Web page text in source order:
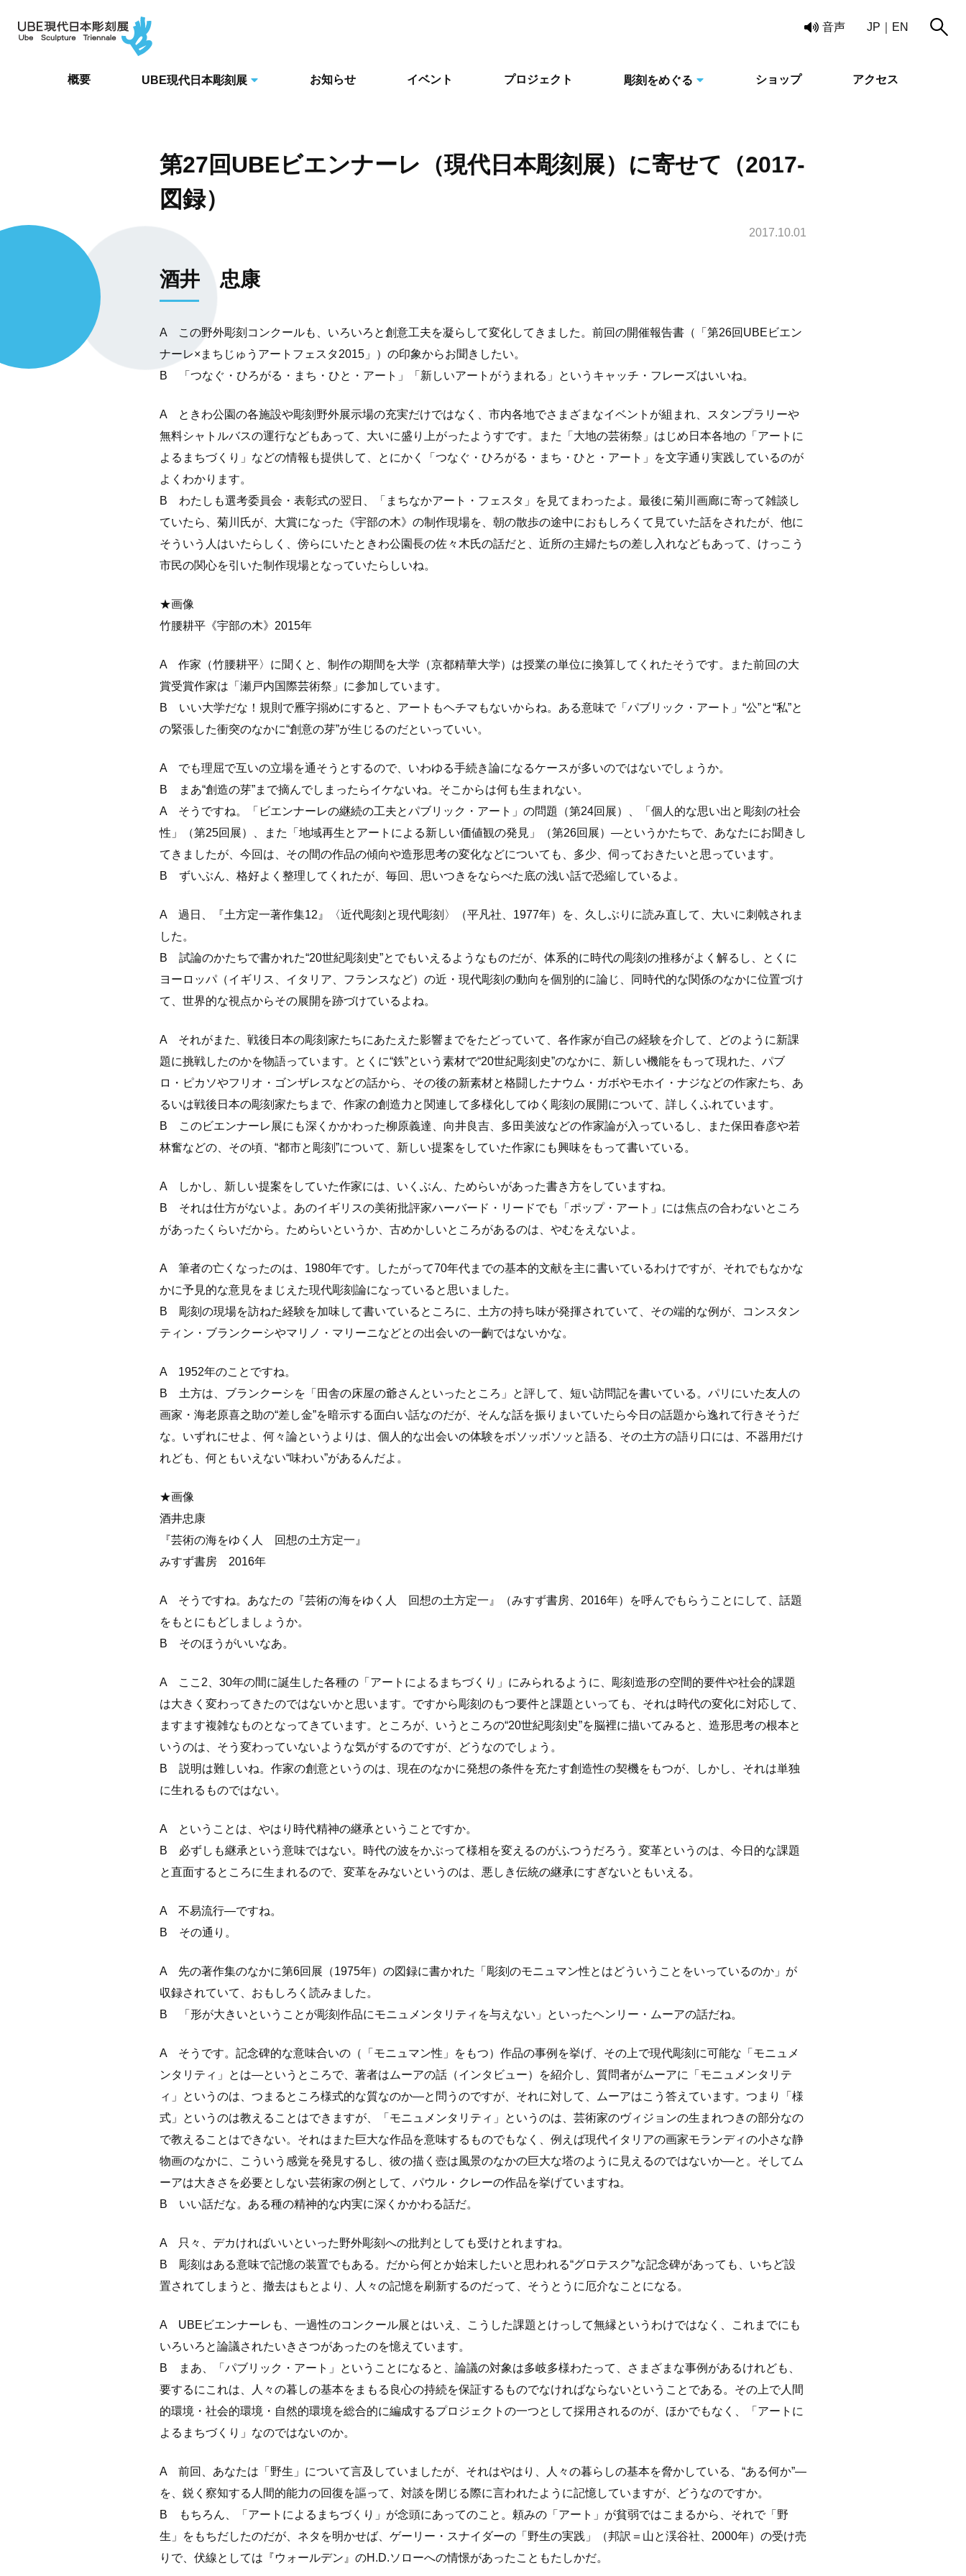
音声読み上げ
JP EN
概要 UBE現代日本彫刻展 お知らせ イベント プロジェクト 彫刻をめぐる ショップ アクセス
第27回UBEビエンナーレ（現代日本彫刻展）に寄せて（2017-
図録）
2017.10.01
酒井 忠康
A この野外彫刻コンクールも、いろいろと創意工夫を凝らして変化してきました。前回の開催報告書（「第26回UBEビエン
ナーレ×まちじゅうアートフェスタ2015」）の印象からお聞きしたい。
B 「つなぐ・ひろがる・まち・ひと・アート」「新しいアートがうまれる」というキャッチ・フレーズはいいね。
A ときわ公園の各施設や彫刻野外展示場の充実だけではなく、市内各地でさまざまなイベントが組まれ、スタンプラリーや
無料シャトルバスの運行などもあって、大いに盛り上がったようすです。また「大地の芸術祭」はじめ日本各地の「アートに
よるまちづくり」などの情報も提供して、とにかく「つなぐ・ひろがる・まち・ひと・アート」を文字通り実践しているのが
よくわかります。
B わたしも選考委員会・表彰式の翌日、「まちなかアート・フェスタ」を見てまわったよ。最後に菊川画廊に寄って雑談し
ていたら、菊川氏が、大賞になった《宇部の木》の制作現場を、朝の散歩の途中におもしろくて見ていた話をされたが、他に
そういう人はいたらしく、傍らにいたときわ公園長の佐々木氏の話だと、近所の主婦たちの差し入れなどもあって、けっこう
市民の関心を引いた制作現場となっていたらしいね。
★画像
竹腰耕平《宇部の木》2015年
A 作家（竹腰耕平〉に聞くと、制作の期間を大学（京都精華大学）は授業の単位に換算してくれたそうです。また前回の大
賞受賞作家は「瀬戸内国際芸術祭」に参加しています。
B いい大学だな！規則で雁字搦めにすると、アートもヘチマもないからね。ある意味で「パブリック・アート」“公”と“私”と
の緊張した衝突のなかに“創意の芽”が生じるのだといっていい。
A でも理屈で互いの立場を通そうとするので、いわゆる手続き論になるケースが多いのではないでしょうか。
B まあ“創造の芽”まで摘んでしまったらイケないね。そこからは何も生まれない。
A そうですね。「ビエンナーレの継続の工夫とパブリック・アート」の問題（第24回展）、「個人的な思い出と彫刻の社会
性」（第25回展）、また「地域再生とアートによる新しい価値観の発見」（第26回展）―というかたちで、あなたにお聞きし
てきましたが、今回は、その間の作品の傾向や造形思考の変化などについても、多少、伺っておきたいと思っています。
B ずいぶん、格好よく整理してくれたが、毎回、思いつきをならべた底の浅い話で恐縮しているよ。
A 過日、『土方定一著作集12』〈近代彫刻と現代彫刻〉（平凡社、1977年）を、久しぶりに読み直して、大いに刺戟されま
した。
B 試論のかたちで書かれた“20世紀彫刻史”とでもいえるようなものだが、体系的に時代の彫刻の推移がよく解るし、とくに
ヨーロッパ（イギリス、イタリア、フランスなど）の近・現代彫刻の動向を個別的に論じ、同時代的な関係のなかに位置づけ
て、世界的な視点からその展開を跡づけているよね。
A それがまた、戦後日本の彫刻家たちにあたえた影響までをたどっていて、各作家が自己の経験を介して、どのように新課
題に挑戦したのかを物語っています。とくに“鉄”という素材で“20世紀彫刻史”のなかに、新しい機能をもって現れた、パブ
ロ・ピカソやフリオ・ゴンザレスなどの話から、その後の新素材と格闘したナウム・ガボやモホイ・ナジなどの作家たち、あ
るいは戦後日本の彫刻家たちまで、作家の創造力と関連して多様化してゆく彫刻の展開について、詳しくふれています。
B このビエンナーレ展にも深くかかわった柳原義達、向井良吉、多田美波などの作家論が入っているし、また保田春彦や若
林奮などの、その頃、“都市と彫刻”について、新しい提案をしていた作家にも興味をもって書いている。
A しかし、新しい提案をしていた作家には、いくぶん、ためらいがあった書き方をしていますね。
B それは仕方がないよ。あのイギリスの美術批評家ハーバード・リードでも「ポップ・アート」には焦点の合わないところ
があったくらいだから。ためらいというか、古めかしいところがあるのは、やむをえないよ。
A 筆者の亡くなったのは、1980年です。したがって70年代までの基本的文献を主に書いているわけですが、それでもなかな
かに予見的な意見をまじえた現代彫刻論になっていると思いました。
B 彫刻の現場を訪ねた経験を加味して書いているところに、土方の持ち味が発揮されていて、その端的な例が、コンスタン
ティン・ブランクーシやマリノ・マリーニなどとの出会いの一齣ではないかな。
A 1952年のことですね。
B 土方は、ブランクーシを「田舎の床屋の爺さんといったところ」と評して、短い訪問記を書いている。パリにいた友人の
画家・海老原喜之助の“差し金”を暗示する面白い話なのだが、そんな話を振りまいていたら今日の話題から逸れて行きそうだ
な。いずれにせよ、何々論というよりは、個人的な出会いの体験をボソッボソッと語る、その土方の語り口には、不器用だけ
れども、何ともいえない“味わい”があるんだよ。
★画像
酒井忠康
『芸術の海をゆく人 回想の土方定一』
みすず書房 2016年
A そうですね。あなたの『芸術の海をゆく人 回想の土方定一』（みすず書房、2016年）を呼んでもらうことにして、話題
をもとにもどしましょうか。
B そのほうがいいなあ。
A ここ2、30年の間に誕生した各種の「アートによるまちづくり」にみられるように、彫刻造形の空間的要件や社会的課題
は大きく変わってきたのではないかと思います。ですから彫刻のもつ要件と課題といっても、それは時代の変化に対応して、
ますます複雑なものとなってきています。ところが、いうところの“20世紀彫刻史”を脳裡に描いてみると、造形思考の根本と
いうのは、そう変わっていないような気がするのですが、どうなのでしょう。
B 説明は難しいね。作家の創意というのは、現在のなかに発想の条件を充たす創造性の契機をもつが、しかし、それは単独
に生れるものではない。
A ということは、やはり時代精神の継承ということですか。
B 必ずしも継承という意味ではない。時代の波をかぶって様相を変えるのがふつうだろう。変革というのは、今日的な課題
と直面するところに生まれるので、変革をみないというのは、悪しき伝統の継承にすぎないともいえる。
A 不易流行―ですね。
B その通り。
A 先の著作集のなかに第6回展（1975年）の図録に書かれた「彫刻のモニュマン性とはどういうことをいっているのか」が
収録されていて、おもしろく読みました。
B 「形が大きいということが彫刻作品にモニュメンタリティを与えない」といったヘンリー・ムーアの話だね。
A そうです。記念碑的な意味合いの（「モニュマン性」をもつ）作品の事例を挙げ、その上で現代彫刻に可能な「モニュメ
ンタリティ」とは―というところで、著者はムーアの話（インタビュー）を紹介し、質問者がムーアに「モニュメンタリテ
ィ」というのは、つまるところ様式的な質なのか―と問うのですが、それに対して、ムーアはこう答えています。つまり「様
式」というのは教えることはできますが、「モニュメンタリティ」というのは、芸術家のヴィジョンの生まれつきの部分なの
で教えることはできない。それはまた巨大な作品を意味するものでもなく、例えば現代イタリアの画家モランディの小さな静
物画のなかに、こういう感覚を発見するし、彼の描く壺は風景のなかの巨大な塔のように見えるのではないか―と。そしてム
ーアは大きさを必要としない芸術家の例として、パウル・クレーの作品を挙げていますね。
B いい話だな。ある種の精神的な内実に深くかかわる話だ。
A 只々、デカければいいといった野外彫刻への批判としても受けとれますね。
B 彫刻はある意味で記憶の装置でもある。だから何とか始末したいと思われる“グロテスク”な記念碑があっても、いちど設
置されてしまうと、撤去はもとより、人々の記憶を刷新するのだって、そうとうに厄介なことになる。
A UBEビエンナーレも、一過性のコンクール展とはいえ、こうした課題とけっして無縁というわけではなく、これまでにも
いろいろと論議されたいきさつがあったのを憶えています。
B まあ、「パブリック・アート」ということになると、論議の対象は多岐多様わたって、さまざまな事例があるけれども、
要するにこれは、人々の暮しの基本をまもる良心の持続を保証するものでなければならないということである。その上で人間
的環境・社会的環境・自然的環境を総合的に編成するプロジェクトの一つとして採用されるのが、ほかでもなく、「アートに
よるまちづくり」なのではないのか。
A 前回、あなたは「野生」について言及していましたが、それはやはり、人々の暮らしの基本を脅かしている、“ある何か”―
を、鋭く察知する人間的能力の回復を謳って、対談を閉じる際に言われたように記憶していますが、どうなのですか。
B もちろん、「アートによるまちづくり」が念頭にあってのこと。頼みの「アート」が貧弱ではこまるから、それで「野
生」をもちだしたのだが、ネタを明かせば、ゲーリー・スナイダーの「野生の実践」（邦訳＝山と渓谷社、2000年）の受け売
りで、伏線としては『ウォールデン』のH.D.ソローへの情憬があったこともたしかだ。